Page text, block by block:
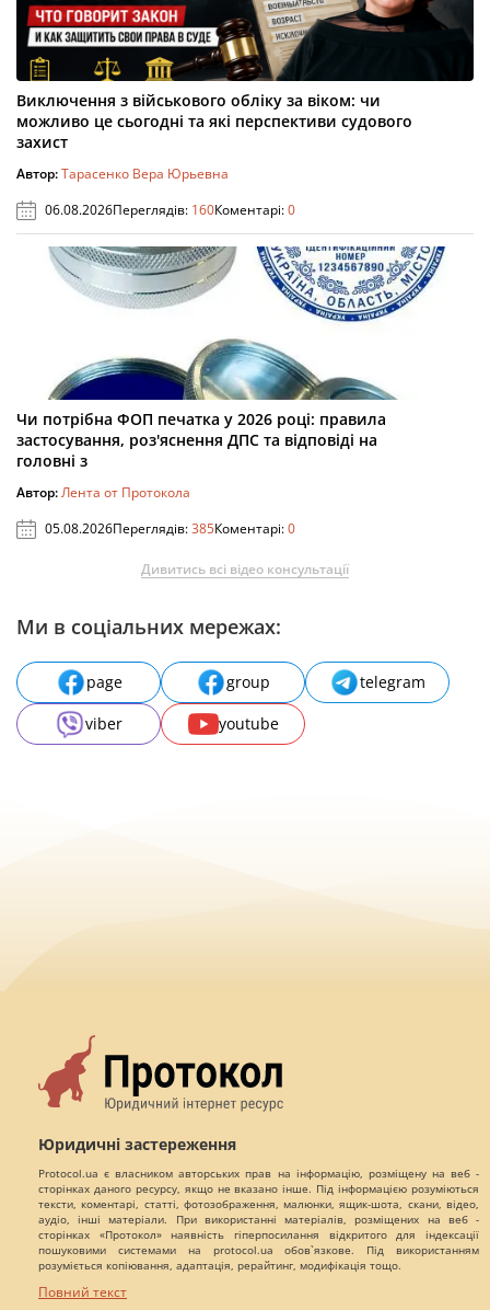
Виключення з військового обліку за віком: чи
можливо це сьогодні та які перспективи судового
захист
Автор:Тарасенко Вера Юрьевна
06.08.2026Переглядів: 160Коментарі:0
Чи потрібна ФОП печатка у 2026 році: правила
застосування, роз'яснення ДПС та відповіді на
головні з
Автор:Лента от Протокола
05.08.2026Переглядів:385Коментарі:0
Дивитись всі відео консультації
Ми в соціальних мережах:
page group
telegram
viber
youtube
Юридичні застереження
Protocol.ua є власником авторських прав на інформацію, розміщену на веб -
сторінках даного ресурсу, якщо не вказано інше. Під інформацією розуміються
тексти, коментарі, статті, фотозображення, малюнки, ящик-шота, скани, відео,
аудіо, інші матеріали. При використанні матеріалів, розміщених на веб -
сторінках «Протокол» наявність гіперпосилання відкритого для індексації
пошуковими системами на protocol.ua обов`язкове. Під використанням
розуміється копіювання, адаптація, рерайтинг, модифікація тощо.
Повний текст